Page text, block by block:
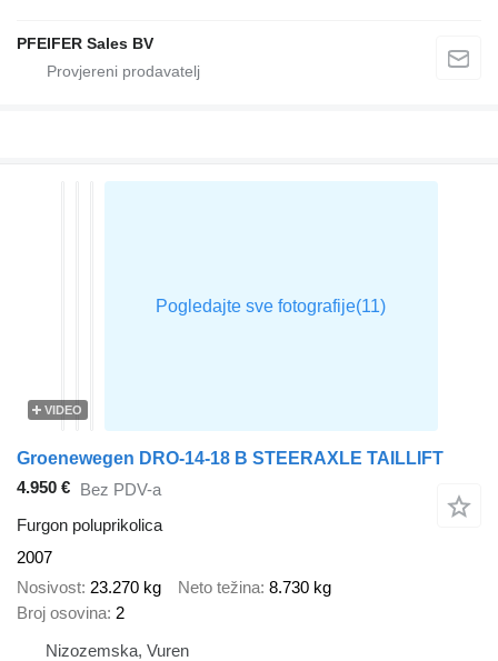
PFEIFER Sales BV
VIDEO
Groenewegen DRO-14-18 B STEERAXLE TAILLIFT
4.950 € Bez PDV-a
Furgon poluprikolica
2007
Nosivost 23.270 kg Neto težina 8.730 kg
Broj osovina 2
Nizozemska, Vuren